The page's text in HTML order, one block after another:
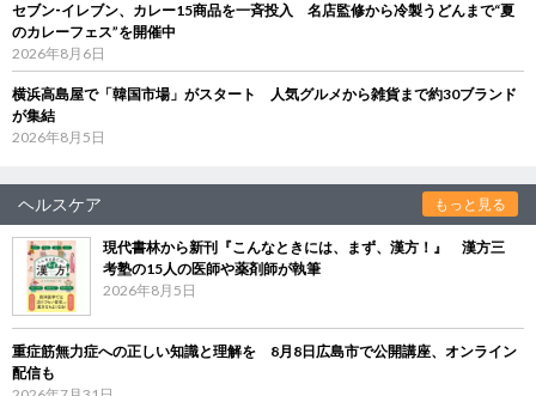
セブン‐イレブン、カレー15商品を一斉投入 名店監修から冷製うどんまで“夏
のカレーフェス”を開催中
2026年8月6日
横浜高島屋で「韓国市場」がスタート 人気グルメから雑貨まで約30ブランド
が集結
2026年8月5日
ヘルスケア もっと見る
現代書林から新刊『こんなときには、まず、漢方！』 漢方三
考塾の15人の医師や薬剤師が執筆
2026年8月5日
重症筋無力症への正しい知識と理解を 8月8日広島市で公開講座、オンライン
配信も